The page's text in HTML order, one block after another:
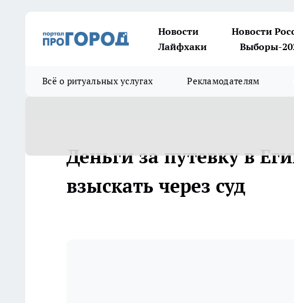
Новости Новости
Лайфхаки
Выборы-
Всё о ритуальных услугах Рекламодателям
Деньги за путевку в
взыскать через суд